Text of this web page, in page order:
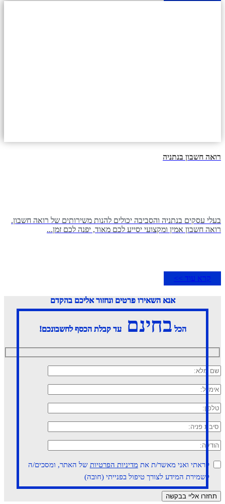
רואה חשבון בנתניה
בעלי עסקים בנתניה והסביבה יכולים להנות משירותים של רואה חשבון.
רואה חשבון אמין ומקצועי יסייע לכם מאוד, יפנה לכם זמן...
קרא עוד >>
אנא השאירו פרטים ונחזור אליכם בהקדם
הכל בחינםעד קבלת הכסף לחשבונכם!
קראתי ואני מאשר/ת את מדיניות הפרטיות של האתר, ומסכים/ה
לשמירת המידע לצורך טיפול בפנייתי (חובה)